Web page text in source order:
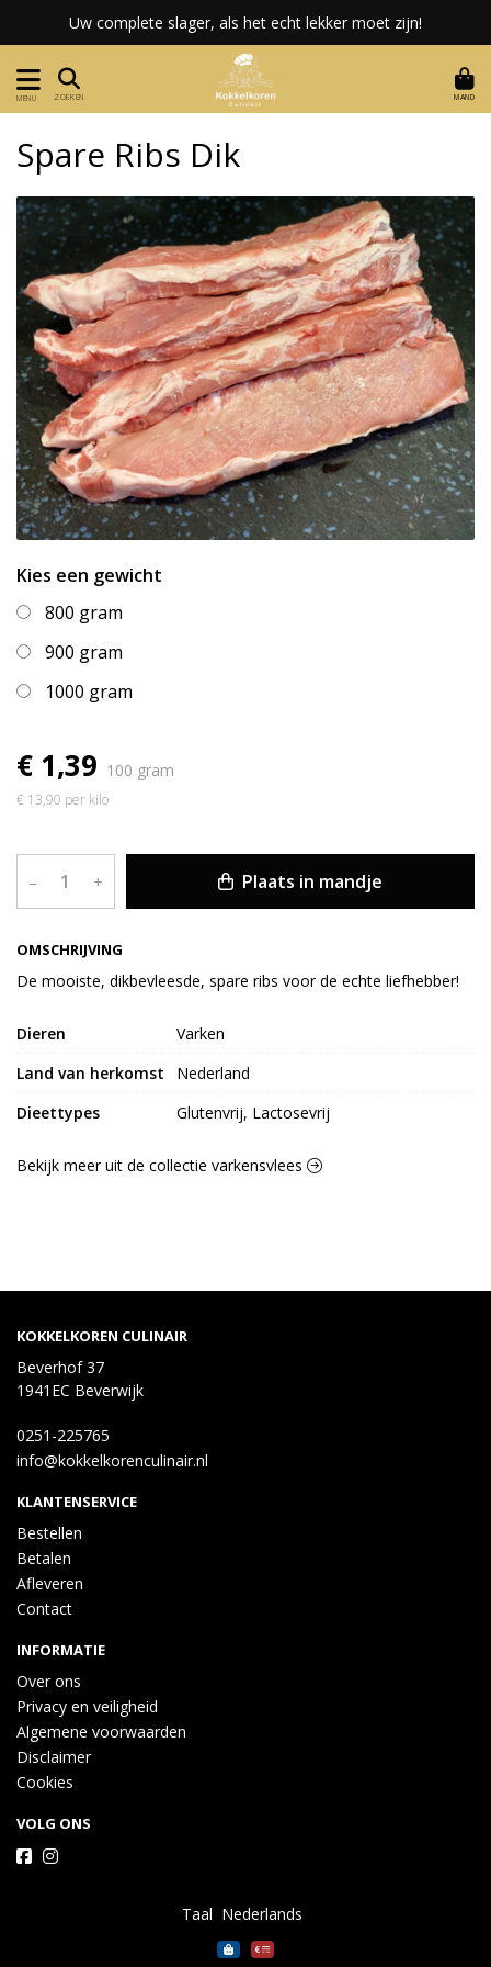
Uw complete slager, als het echt lekker moet zijn!
MENU ZOEKEN MAND
OMSCHRIJVING
De mooiste, dikbevleesde, spare ribs voor de echte liefhebber!
Spare Ribs Dik
Kies een gewicht
800 gram
900 gram
1000 gram
€ 1,39 100 gram
€ 13,90 per kilo
– + Plaats in mandje
Dieren
Varken
Land van herkomst
Nederland
Dieettypes
Glutenvrij, Lactosevrij
Bekijk meer uit de collectie varkensvlees
KOKKELKOREN CULINAIR
Beverhof 37
1941EC Beverwijk
0251-225765
info@kokkelkorenculinair.nl
KLANTENSERVICE
Bestellen
Betalen
Afleveren
Contact
INFORMATIE
Over ons
Privacy en veiligheid
Algemene voorwaarden
Disclaimer
Cookies
VOLG ONS
Taal